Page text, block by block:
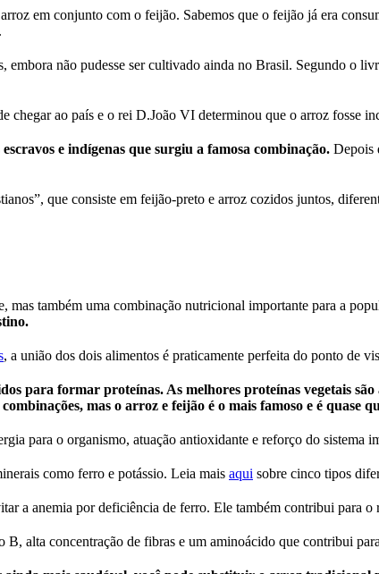
em conjunto com o feijão. Sabemos que o feijão já era
não pudesse ser cultivado ainda no Brasil. Segundo o
chegar ao país e o rei D.João VI determinou que o arroz fosse
e indígenas que surgiu a famosa combinação. Depois
que consiste em feijão-preto e arroz cozidos juntos,
mas também uma combinação nutricional importante para a
, a união dos dois alimentos é praticamente perfeita do ponto de
para formar proteínas. As melhores proteínas vegetais
mas o arroz e feijão é o mais famoso e é quase
para o organismo, atuação antioxidante e reforço do
como ferro e potássio. Leia mais aqui sobre cinco tipos
a anemia por deficiência de ferro. Ele também contribui para
alta concentração de fibras e um aminoácido que contribui